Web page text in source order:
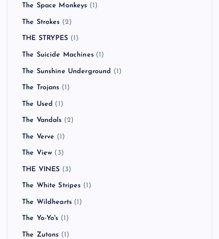
The Space Monkeys (1)
The Strokes (2)
THE STRYPES (1)
The Suicide Machines(1)
The Sunshine Underground (1)
The Trojans (1)
The Used (1)
The Vandals (2)
The Verve (1)
The View (3)
THE VINES (3)
The White Stripes (1)
The Wildhearts (1)
The Yo-Yo's (1)
The Zutons (1)